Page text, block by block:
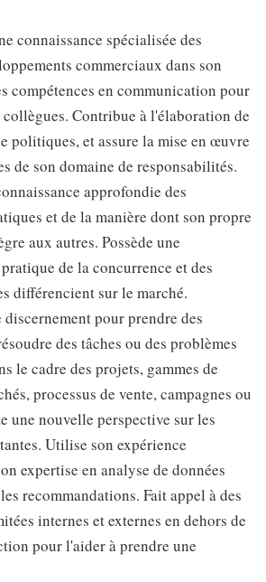
connaissance spécialisée des
commerciaux dans son
compétences en communication pour
Contribue à l'élaboration de
politiques, et assure la mise en œuvre
de son domaine de responsabilités.
approfondie des
et de la manière dont son propre
aux autres. Possède une
de la concurrence et des
différencient sur le marché.
discernement pour prendre des
des tâches ou des problèmes
le cadre des projets, gammes de
processus de vente, campagnes ou
une nouvelle perspective sur les
Utilise son expérience
expertise en analyse de données
recommandations. Fait appel à des
internes et externes en dehors de
pour l'aider à prendre une